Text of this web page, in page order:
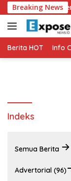
a
g
u
Breaking News
DMO Siap
Berita HOT Info
Indeks
Semua Berita
Advertorial (96)